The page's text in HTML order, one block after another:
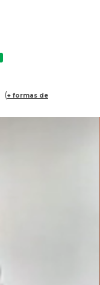
+ formas de